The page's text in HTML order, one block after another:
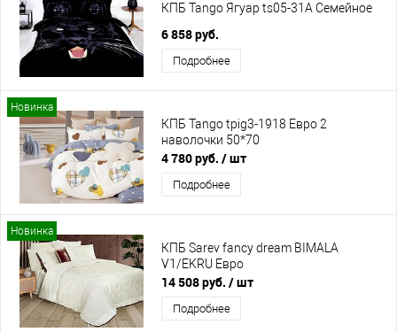
КПБ Tango Ягуар ts05-31A Семейное
6 858 руб.
Подробнее
Новинка
КПБ Tango tpig3-1918 Евро 2
наволочки 50*70
4 780 руб. / шт
Подробнее
Новинка
КПБ Sarev fancy dream BIMALA
V1/EKRU Евро
14 508 руб. / шт
Подробнее